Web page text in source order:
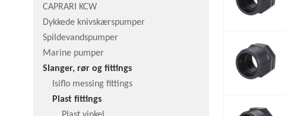
CAPRARI KCW
Dykkede knivskærspumper
Spildevandspumper
Marine pumper
Slanger, rør og fittings
Isiflo messing fittings
Plast fittings